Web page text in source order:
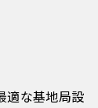
適な基地局設